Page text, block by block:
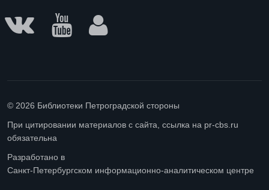
© 2026 Библиотеки Петроградской стороны
При цитировании материалов с сайта, ссылка на pr-cbs.ru
обязательна
Разработано в
Санкт-Петербургском информационно-аналитическом центре